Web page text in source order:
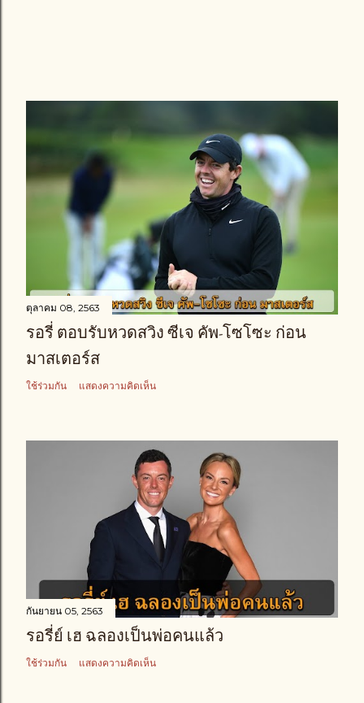
ตุลาคม 08, 2563
รอรี่ ตอบรับหวดสวิง ซีเจ คัพ-โซโซะ ก่อน
มาสเตอร์ส
ใช้ร่วมกัน แสดงความคิดเห็น
กันยายน 05, 2563
รอรี่ย์ เฮ ฉลองเป็นพ่อคนแล้ว
ใช้ร่วมกัน แสดงความคิดเห็น